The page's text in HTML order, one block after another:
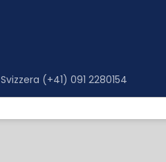
Svizzera (+41) 091 2280154